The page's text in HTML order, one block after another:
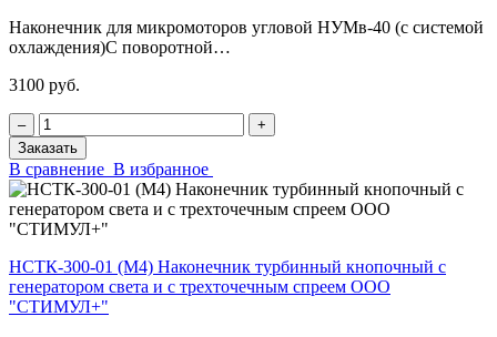
Наконечник для микромоторов угловой НУМв-40 (с системой
охлаждения)С поворотной…
3100 руб.
‒
+
Заказать
В сравнение В избранное
НСТК-300-01 (М4) Наконечник турбинный кнопочный с
генератором света и с трехточечным спреем ООО
"СТИМУЛ+"